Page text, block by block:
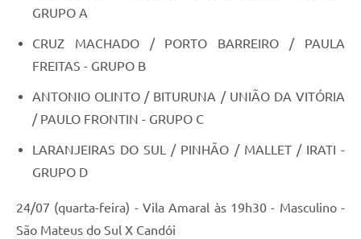
GRUPO A
CRUZ MACHADO / PORTO BARREIRO / PAULA
FREITAS - GRUPO B
ANTONIO OLINTO / BITURUNA / UNIÃO DA VITÓRIA
/ PAULO FRONTIN - GRUPO C
LARANJEIRAS DO SUL / PINHÃO / MALLET / IRATI -
GRUPO D
24/07 (quarta-feira) - Vila Amaral às 19h30 - Masculino -
São Mateus do Sul X Candói